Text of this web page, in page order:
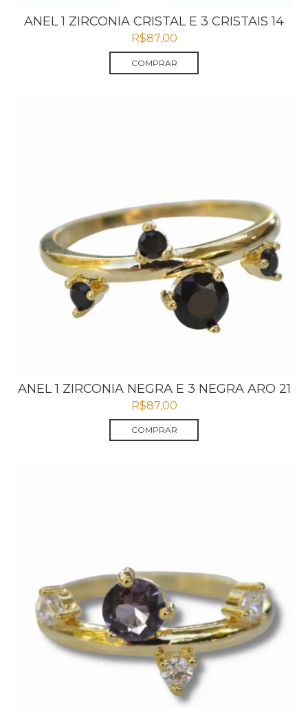
ANEL 1 ZIRCONIA CRISTAL E 3 CRISTAIS 14
R$87,00
COMPRAR
ANEL 1 ZIRCONIA NEGRA E 3 NEGRA ARO 21
R$87,00
COMPRAR